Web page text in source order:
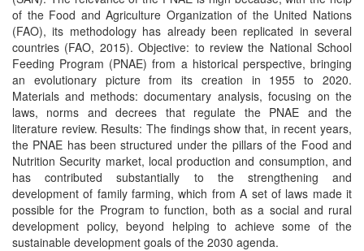
of the Food and Agriculture Organization of the United Nations
(FAO), its methodology has already been replicated in several
countries (FAO, 2015). Objective: to review the National School
Feeding Program (PNAE) from a historical perspective, bringing
an evolutionary picture from its creation in 1955 to 2020.
Materials and methods: documentary analysis, focusing on the
laws, norms and decrees that regulate the PNAE and the
literature review. Results: The findings show that, in recent years,
the PNAE has been structured under the pillars of the Food and
Nutrition Security market, local production and consumption, and
has contributed substantially to the strengthening and
development of family farming, which from A set of laws made it
possible for the Program to function, both as a social and rural
development policy, beyond helping to achieve some of the
sustainable development goals of the 2030 agenda.